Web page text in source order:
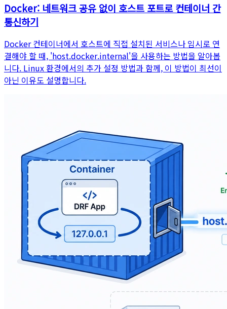
Docker: 네트워크 공유 없이 호스트 포트로 컨테이너 간
통신하기
Docker 컨테이너에서 호스트에 직접 설치된 서비스나 임시로 연
결해야 할 때, 'host.docker.internal'을 사용하는 방법을 알아봅
니다. Linux 환경에서의 추가 설정 방법과 함께, 이 방법이 최선이
아닌 이유도 설명합니다.